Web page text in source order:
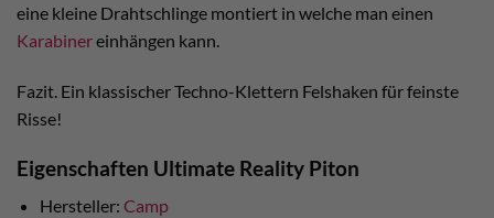
eine kleine Drahtschlinge montiert in welche man einen
Karabinereinhängen kann.
Fazit. Ein klassischer Techno-Klettern Felshaken für feinste
Risse!
Eigenschaften Ultimate Reality Piton
Hersteller: Camp